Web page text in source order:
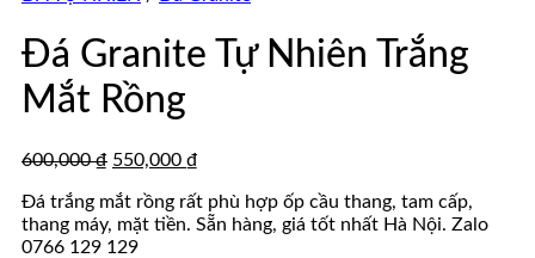
Đá Granite Tự Nhiên Trắng
Mắt Rồng
600,000₫ Giá
là:
600,000 ₫.
550,000 ₫
tại
là:
Đá trắng mắt rồng rất phù hợp ốp cầu thang, tam cấp,
thang máy, mặt tiền. Sẵn hàng, giá tốt nhất Hà Nội. Zalo
0766 129 129